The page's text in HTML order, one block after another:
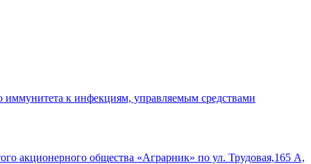
иммунитета к инфекциям, управляемым средствами
акционерного общества «Аграрник» по ул. Трудовая,165 А,